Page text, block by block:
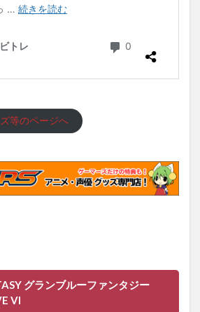
等のページへ
グランブルーファンタジー
VI